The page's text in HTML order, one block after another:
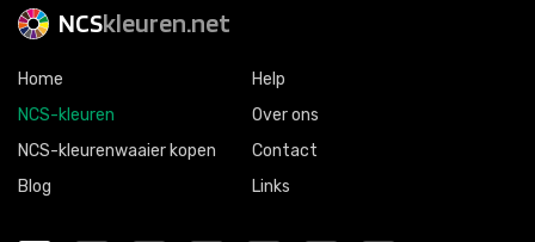
NCSkleuren.net
Home
NCS-kleuren
NCS-kleurenwaaier kopen
Blog
Help
Over ons
Contact
Links